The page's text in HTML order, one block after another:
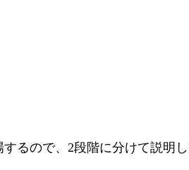
るので、2段階に分けて説明し